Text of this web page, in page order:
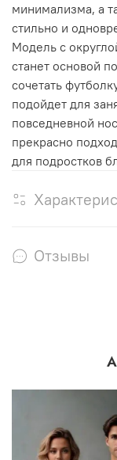
минимализма, а
стильно и
Модель с
станет основой
сочетать
подойдет для
повседневной
прекрасно
для подростков
Отзывы